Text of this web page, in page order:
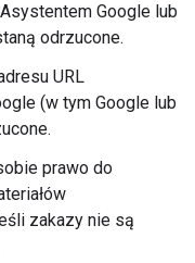
Google lub
odrzucone.
URL
(w tym Google lub
prawo do
zakazy nie są